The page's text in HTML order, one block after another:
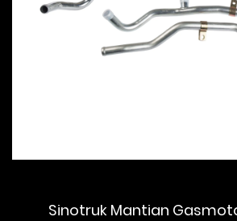
Sinotruk Mantian